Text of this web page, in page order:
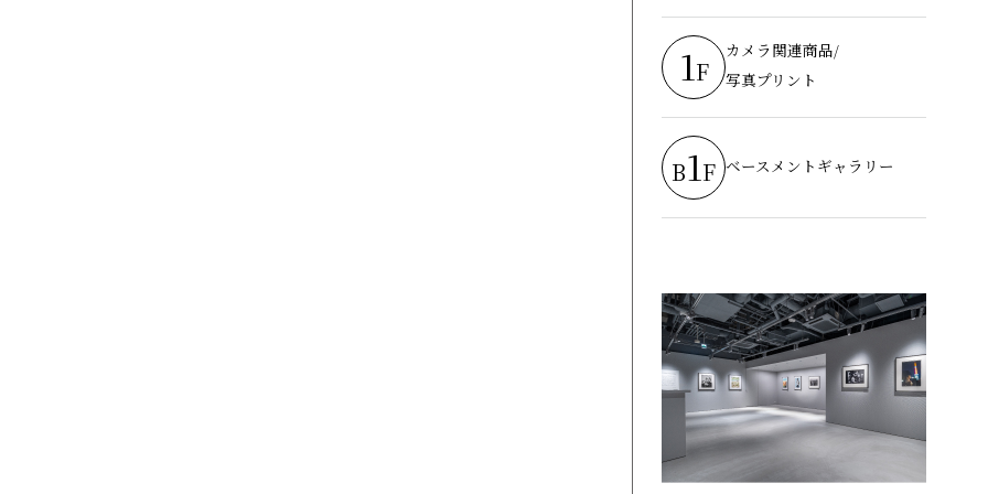
1 F
カメラ関連商品/
写真プリント
B1 F ベースメントギャラリー